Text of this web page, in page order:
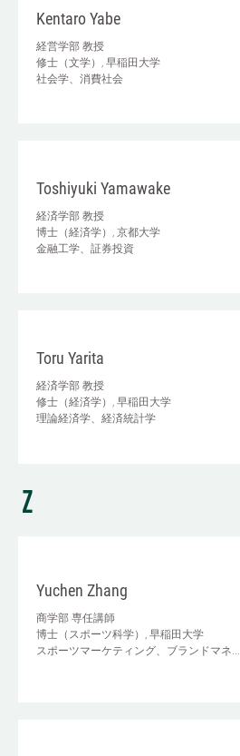
Kentaro Yabe
経営学部 教授
修士（文学）, 早稲田大学
社会学、消費社会
Toshiyuki Yamawake
経済学部 教授
博士（経済学）, 京都大学
金融工学、証券投資
Toru Yarita
経済学部 教授
修士（経済学）, 早稲田大学
理論経済学、経済統計学
Z
Yuchen Zhang
商学部 専任講師
博士（スポーツ科学）, 早稲田大学
スポーツマーケティング、ブランドマネ...